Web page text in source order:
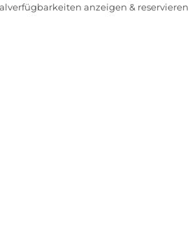
anzeigen & reservieren